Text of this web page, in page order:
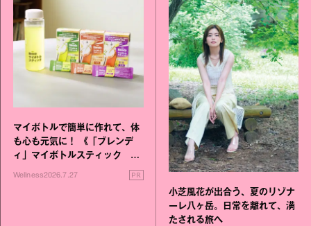
マイボトルで簡単に作れて、体
も心も元気に！ 《「ブレンデ
ィ」マイボトルスティック い
いこと毎日》シリーズが誕生
Wellness2026.7.27 PR
小芝風花が出合う、夏のリゾナ
ーレ八ヶ岳。日常を離れて、満
たされる旅へ